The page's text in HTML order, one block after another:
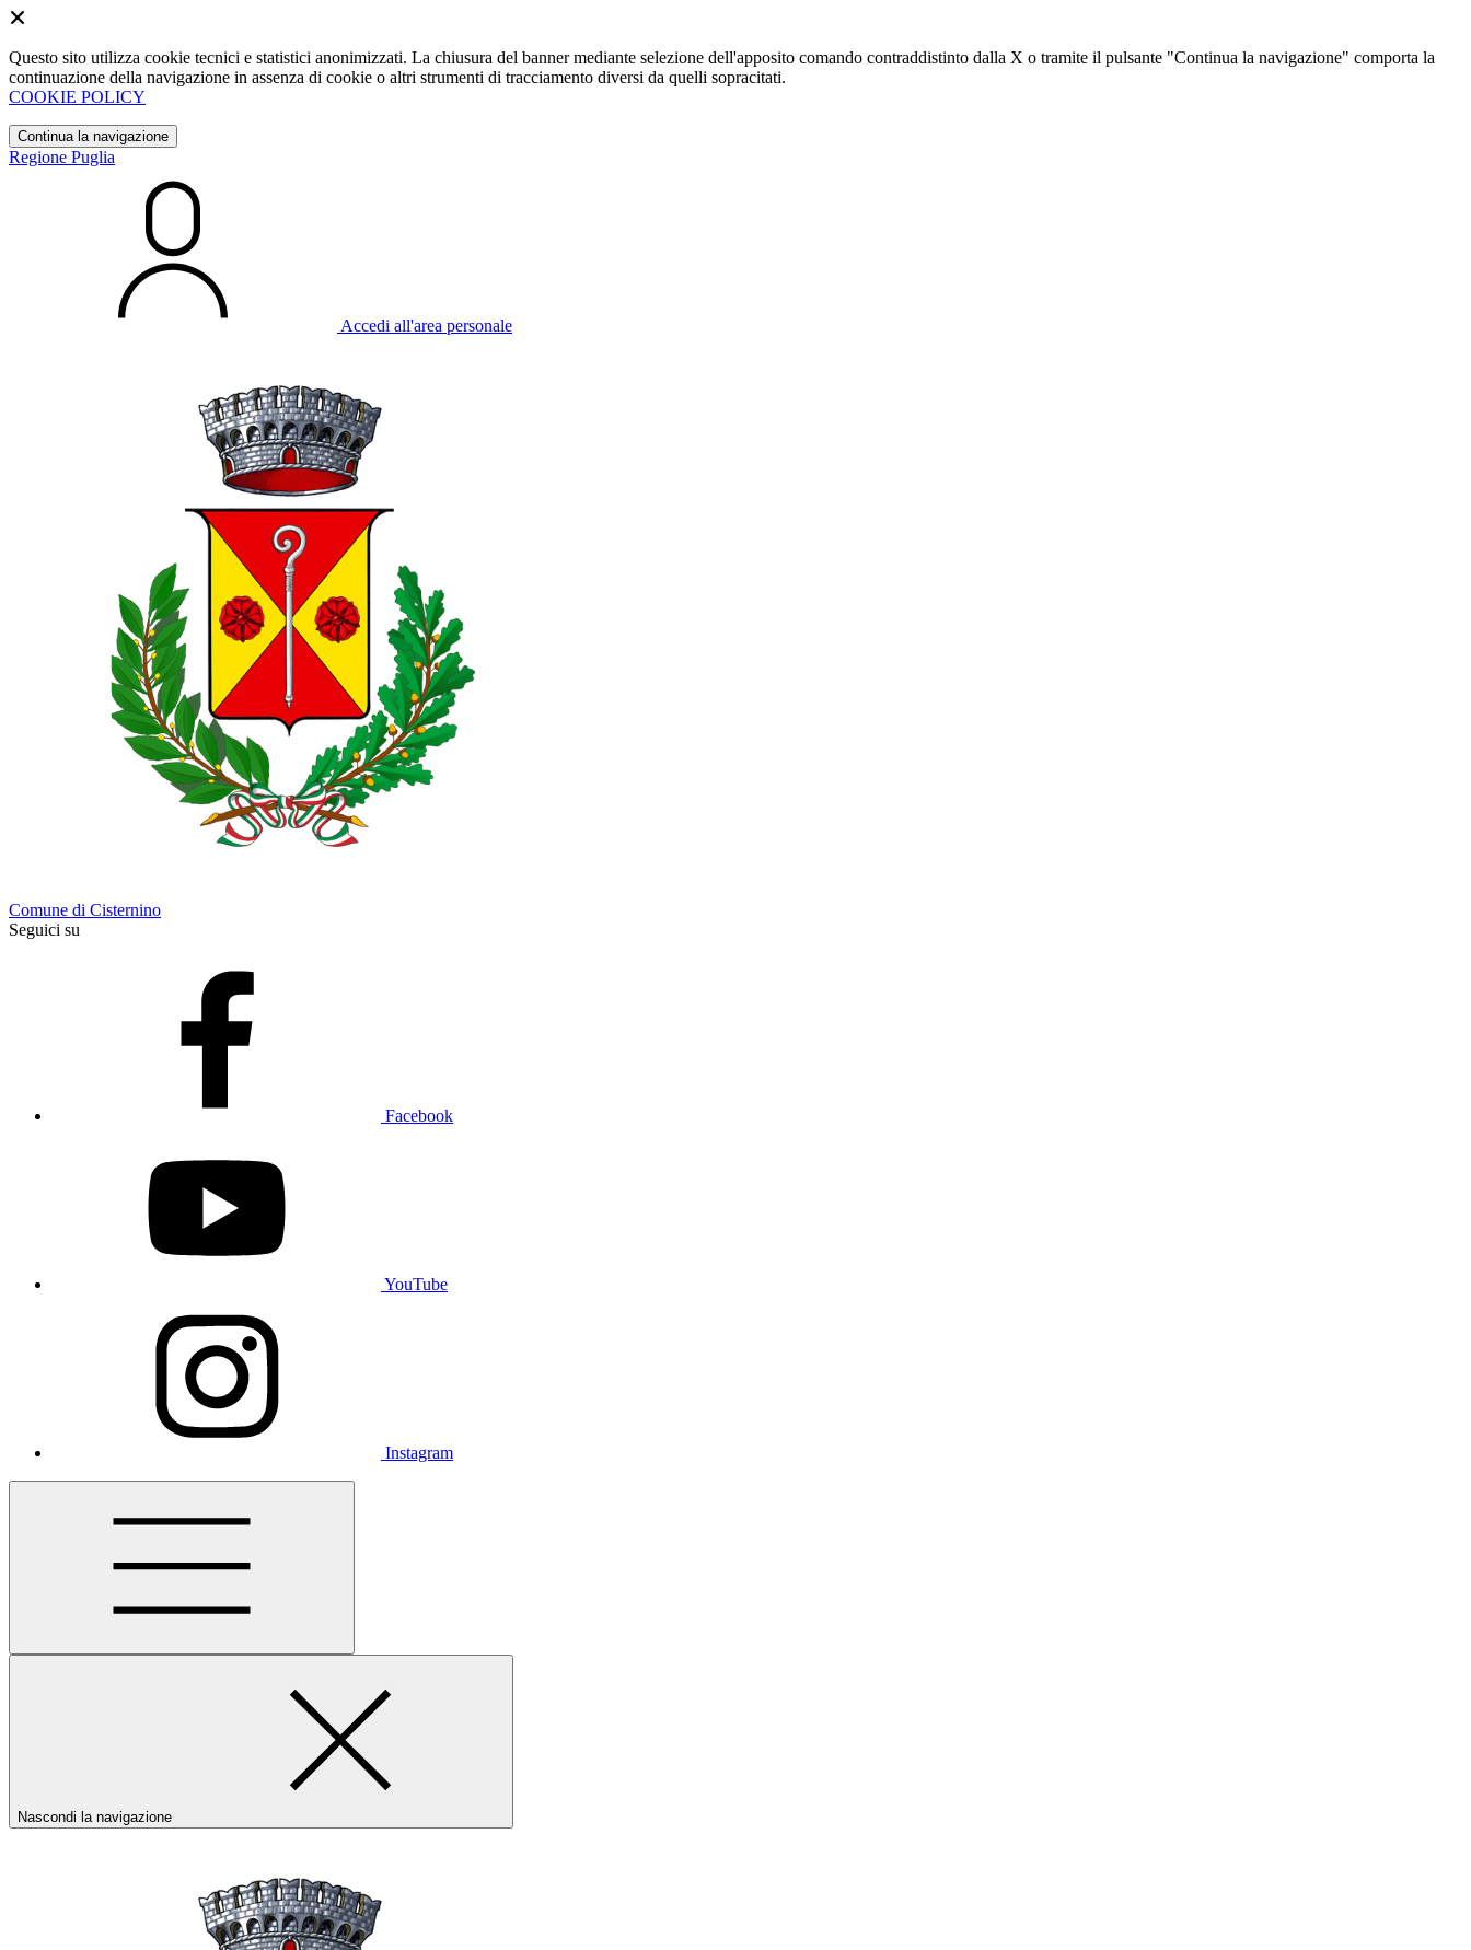
Questo sito utilizza cookie tecnici e statistici anonimizzati. La chiusura del banner mediante selezione dell'apposito comando contraddistinto dalla X o tramite il pulsante "Continua la navigazione" comporta la
continuazione della navigazione in assenza di cookie o altri strumenti di tracciamento diversi da quelli sopracitati.
COOKIE POLICY
Continua la navigazione
Regione Puglia
Accedi all'area personale
Comune di Cisternino
Seguici su
Facebook
YouTube
Instagram
Nascondi la navigazione